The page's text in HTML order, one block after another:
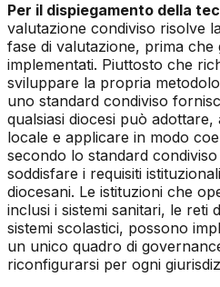
Per il dispiegamento della
valutazione condiviso risolve
fase di valutazione, prima che
implementati. Piuttosto che
sviluppare la propria
uno standard condiviso
qualsiasi diocesi può
locale e applicare in modo
secondo lo standard
soddisfare i requisiti
diocesani. Le istituzioni che
inclusi i sistemi sanitari, le reti
sistemi scolastici, possono
un unico quadro di
riconfigurarsi per ogni